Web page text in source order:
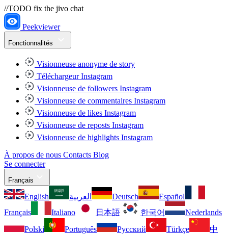
//TODO fix the jivo chat
Peekviewer
Fonctionnalités
Visionneuse anonyme de story
Téléchargeur Instagram
Visionneuse de followers Instagram
Visionneuse de commentaires Instagram
Visionneuse de likes Instagram
Visionneuse de reposts Instagram
Visionneuse de highlights Instagram
À propos de nous Contacts Blog
Se connecter
Français
English العربية Deutsch
Español
Français
Italiano 日本語 한국어
Nederlands
Polski
Português Русский Türkçe
中